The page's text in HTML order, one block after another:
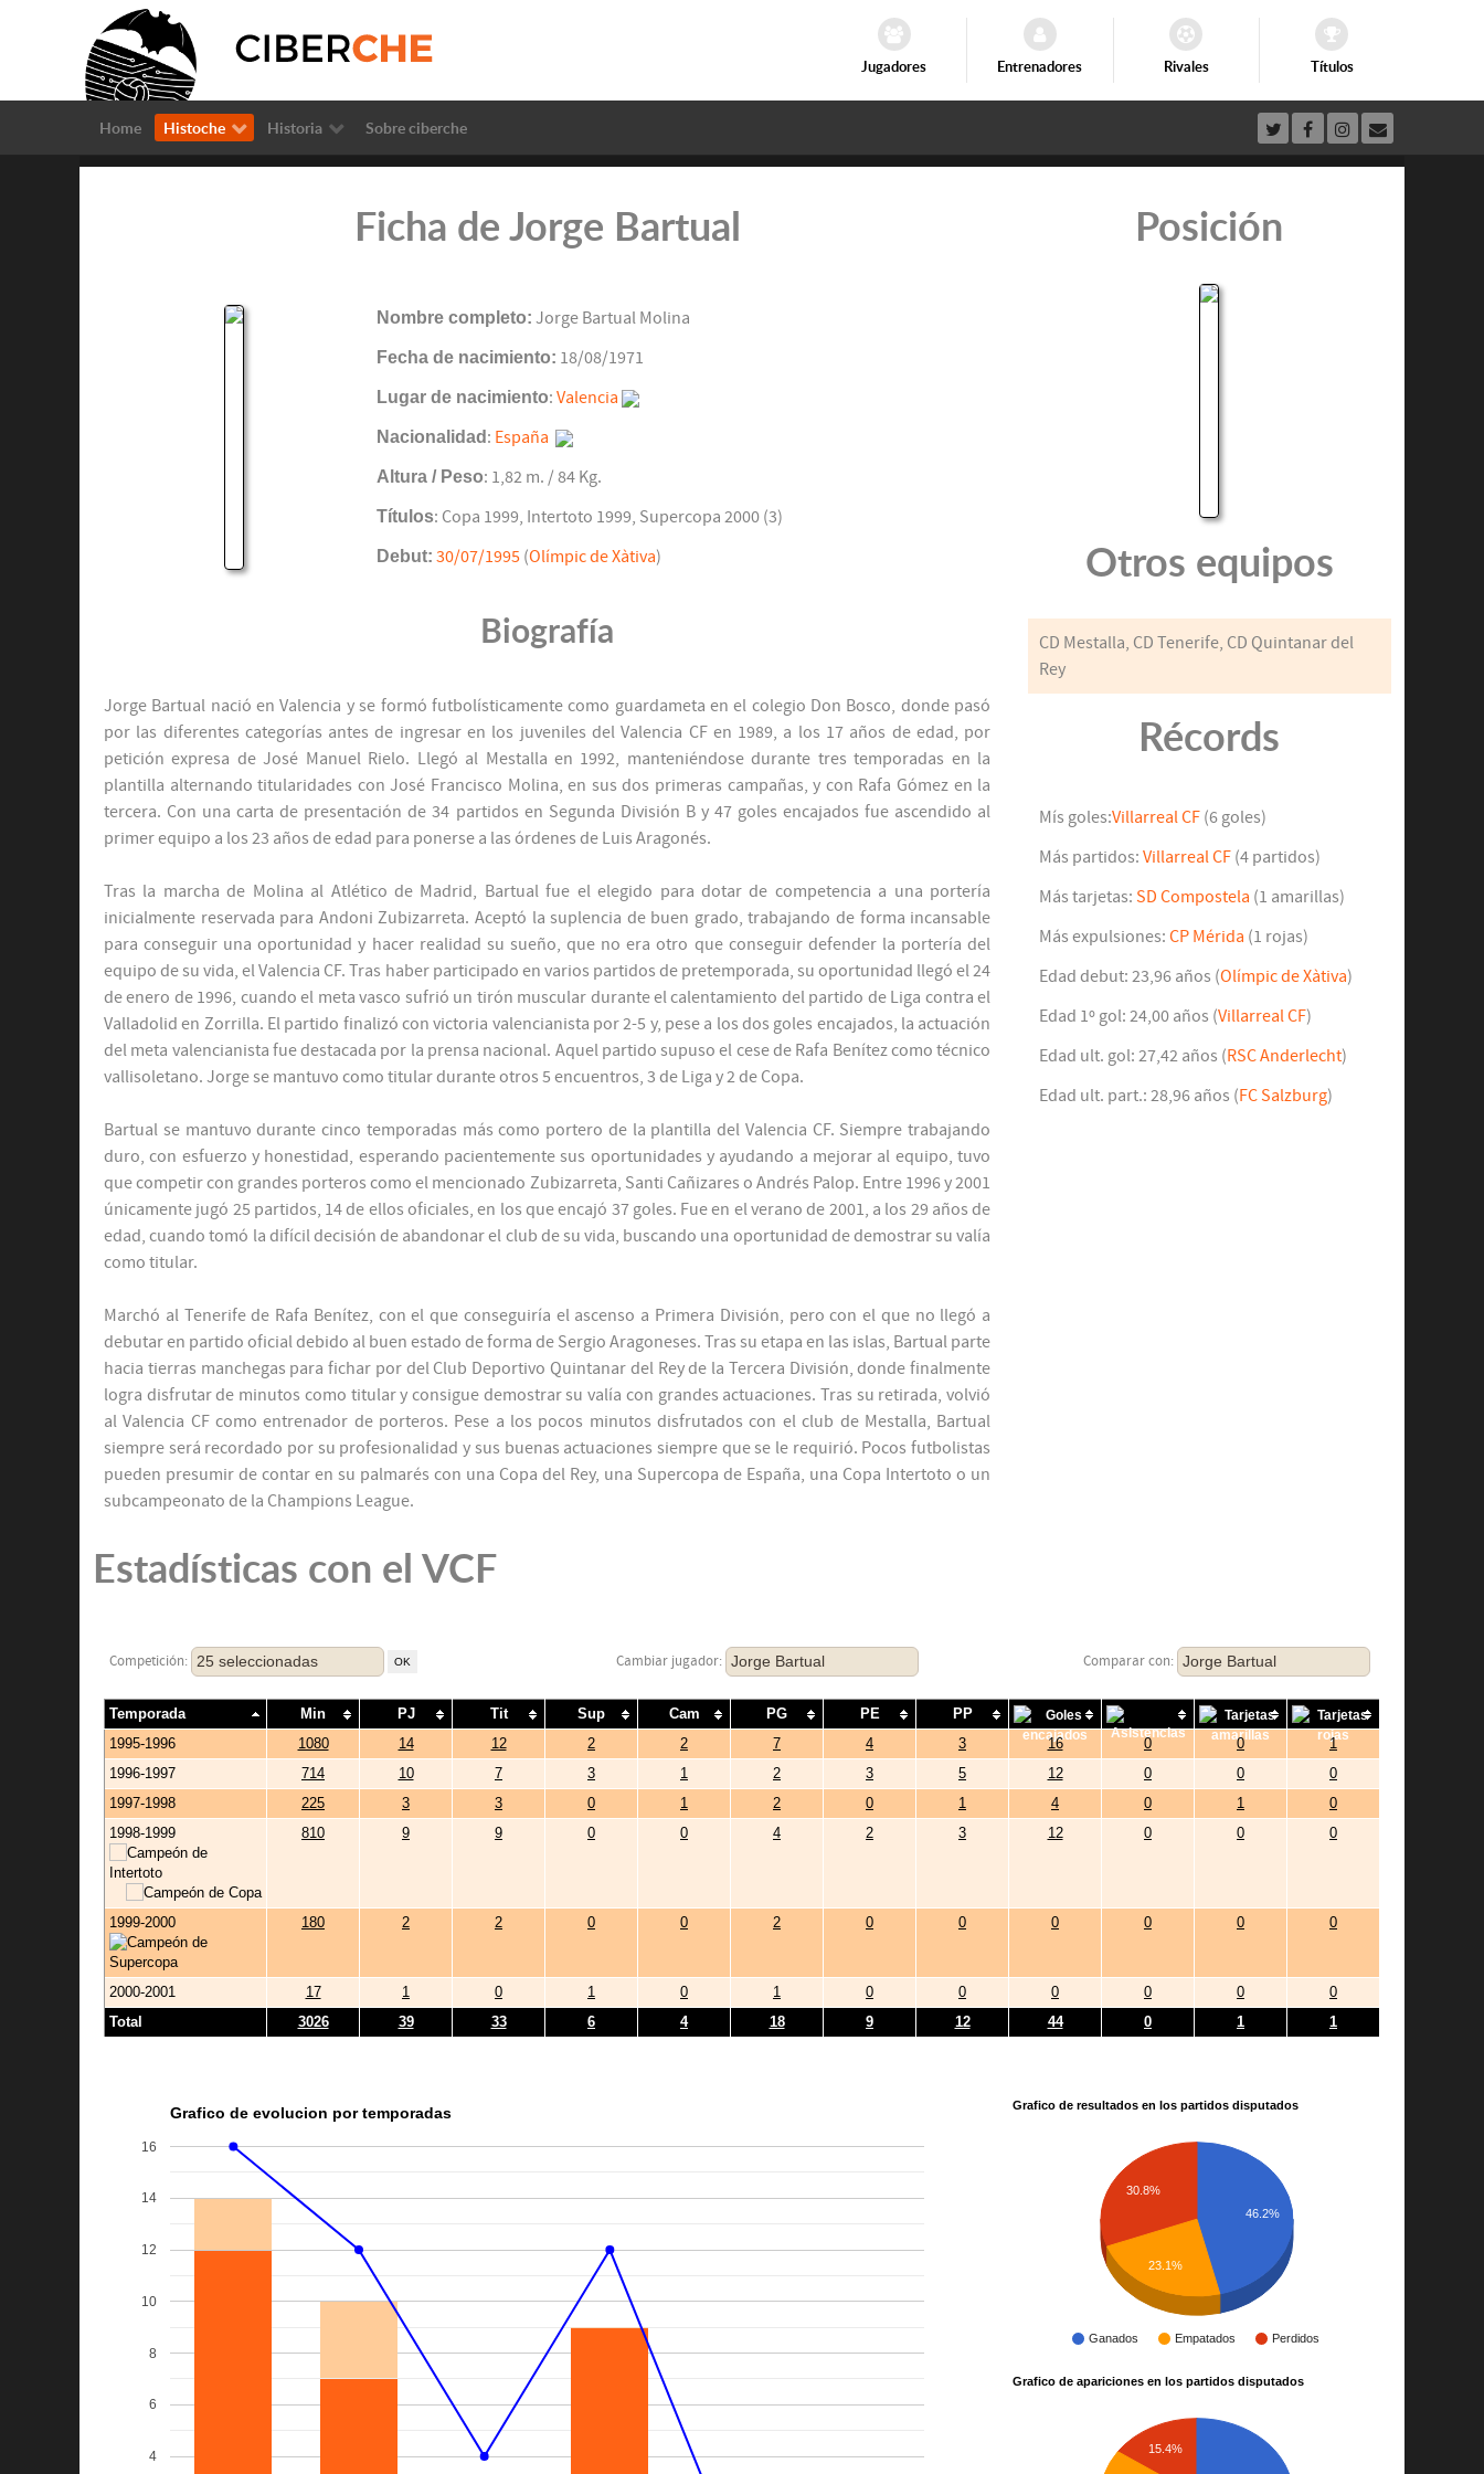
Jugadores Entrenadores Rivales Títulos
Home Histoche Historia Sobre ciberche
Ficha de Jorge Bartual
Nombre completo: Jorge Bartual Molina
Fecha de nacimiento: 18/08/1971
Lugar de nacimiento: Valencia
Nacionalidad : España
Altura / Peso: 1,82 m. / 84 Kg.
Títulos: Copa 1999, Intertoto 1999, Supercopa 2000 (3)
Debut: 30/07/1995(Olímpic de Xàtiva)
Biografía
Jorge Bartual nació en Valencia y se formó futbolísticamente como guardameta en el colegio Don Bosco, donde pasó
por las diferentes categorías antes de ingresar en los juveniles del Valencia CF en 1989, a los 17 años de edad, por
petición expresa de José Manuel Rielo. Llegó al Mestalla en 1992, manteniéndose durante tres temporadas en la
plantilla alternando titularidades con José Francisco Molina, en sus dos primeras campañas, y con Rafa Gómez en la
tercera. Con una carta de presentación de 34 partidos en Segunda División B y 47 goles encajados fue ascendido al
primer equipo a los 23 años de edad para ponerse a las órdenes de Luis Aragonés.
Tras la marcha de Molina al Atlético de Madrid, Bartual fue el elegido para dotar de competencia a una portería
inicialmente reservada para Andoni Zubizarreta. Aceptó la suplencia de buen grado, trabajando de forma incansable
para conseguir una oportunidad y hacer realidad su sueño, que no era otro que conseguir defender la portería del
equipo de su vida, el Valencia CF. Tras haber participado en varios partidos de pretemporada, su oportunidad llegó el 24
de enero de 1996, cuando el meta vasco sufrió un tirón muscular durante el calentamiento del partido de Liga contra el
Valladolid en Zorrilla. El partido finalizó con victoria valencianista por 2-5 y, pese a los dos goles encajados, la actuación
del meta valencianista fue destacada por la prensa nacional. Aquel partido supuso el cese de Rafa Benítez como técnico
vallisoletano. Jorge se mantuvo como titular durante otros 5 encuentros, 3 de Liga y 2 de Copa.
Bartual se mantuvo durante cinco temporadas más como portero de la plantilla del Valencia CF. Siempre trabajando
duro, con esfuerzo y honestidad, esperando pacientemente sus oportunidades y ayudando a mejorar al equipo, tuvo
que competir con grandes porteros como el mencionado Zubizarreta, Santi Cañizares o Andrés Palop. Entre 1996 y 2001
únicamente jugó 25 partidos, 14 de ellos oficiales, en los que encajó 37 goles. Fue en el verano de 2001, a los 29 años de
edad, cuando tomó la difícil decisión de abandonar el club de su vida, buscando una oportunidad de demostrar su valía
como titular.
Marchó al Tenerife de Rafa Benítez, con el que conseguiría el ascenso a Primera División, pero con el que no llegó a
debutar en partido oficial debido al buen estado de forma de Sergio Aragoneses. Tras su etapa en las islas, Bartual parte
hacia tierras manchegas para fichar por del Club Deportivo Quintanar del Rey de la Tercera División, donde finalmente
logra disfrutar de minutos como titular y consigue demostrar su valía con grandes actuaciones. Tras su retirada, volvió
al Valencia CF como entrenador de porteros. Pese a los pocos minutos disfrutados con el club de Mestalla, Bartual
siempre será recordado por su profesionalidad y sus buenas actuaciones siempre que se le requirió. Pocos futbolistas
pueden presumir de contar en su palmarés con una Copa del Rey, una Supercopa de España, una Copa Intertoto o un
subcampeonato de la Champions League.
Posición
Otros equipos
CD Mestalla, CD Tenerife, CD Quintanar del
Rey
Récords
Mís goles:Villarreal CF(6 goles)
Más partidos: Villarreal CF(4 partidos)
Más tarjetas: SD Compostela (1 amarillas)
Más expulsiones: CP Mérida (1 rojas)
Edad debut: 23,96 años (Olímpic de Xàtiva)
Edad 1º gol: 24,00 años (Villarreal CF)
Edad ult. gol: 27,42 años (RSC Anderlecht)
Edad ult. part.: 28,96 años (FC Salzburg)
Estadísticas con el VCF
Competición: 25 seleccionadas Cambiar jugador: Jorge Bartual Comparar con: Jorge Bartual
Temporada Min PJ Tit Sup Cam PG PE
PP
1995-1996
1080 14 12 2 2 7 4 3 16 0 0
1
1996-1997
714 10 7 3 1 2 3 5 12 0 0
0
1997-1998
225 3 3 0 1 2 0 1 4 0 1
0
1998-1999
810 9 9 0 0 4 2 3 12 0 0 0
1999-2000 180 2 2 0 0 2 0 0 0 0 0 0
2000-2001 17 1 0 1 0 1 0 0 0 0 0
0
Total
3026 39 33 6 4 18 9 12 44 0 1 1
Grafico de evolucion por temporadas
4
6
8
10
12
14
16
Grafico de resultados en los partidos disputados
Ganados Empatados Perdidos
46.2%
30.8%
23.1%
Grafico de apariciones en los partidos disputados
15.4%